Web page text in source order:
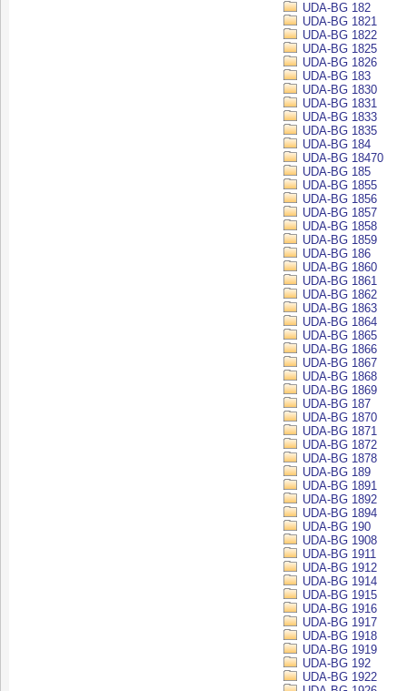
UDA-BG 182
UDA-BG 1821
UDA-BG 1822
UDA-BG 1825
UDA-BG 1826
UDA-BG 183
UDA-BG 1830
UDA-BG 1831
UDA-BG 1833
UDA-BG 1835
UDA-BG 184
UDA-BG 18470
UDA-BG 185
UDA-BG 1855
UDA-BG 1856
UDA-BG 1857
UDA-BG 1858
UDA-BG 1859
UDA-BG 186
UDA-BG 1860
UDA-BG 1861
UDA-BG 1862
UDA-BG 1863
UDA-BG 1864
UDA-BG 1865
UDA-BG 1866
UDA-BG 1867
UDA-BG 1868
UDA-BG 1869
UDA-BG 187
UDA-BG 1870
UDA-BG 1871
UDA-BG 1872
UDA-BG 1878
UDA-BG 189
UDA-BG 1891
UDA-BG 1892
UDA-BG 1894
UDA-BG 190
UDA-BG 1908
UDA-BG 1911
UDA-BG 1912
UDA-BG 1914
UDA-BG 1915
UDA-BG 1916
UDA-BG 1917
UDA-BG 1918
UDA-BG 1919
UDA-BG 192
UDA-BG 1922